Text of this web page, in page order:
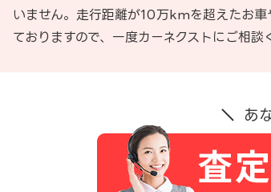
いません。走行距離が10万kmを超えたお
ておりますので、一度カーネクストにご相談
あ